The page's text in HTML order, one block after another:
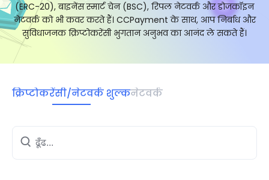
(ERC-20), बाइनेंस स्मार्ट चेन (BSC), रिपल नेटवर्क और डोजकॉइन
नेटवर्क को भी कवर करते हैं। CCPayment के साथ, आप निर्बाध और
सुविधाजनक क्रिप्टोकरेंसी भुगतान अनुभव का आनंद ले सकते हैं।
क्रिप्टोकरेंसी/नेटवर्क शुल्कनेटवर्क